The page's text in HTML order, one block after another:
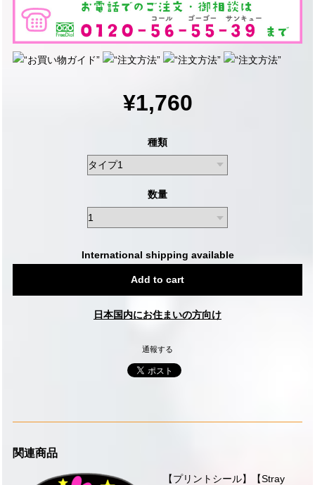
¥1,760
種類
数量
International shipping available
Add to cart
日本国内にお住まいの方向け
通報する
関連商品
【プリントシール】【Stray